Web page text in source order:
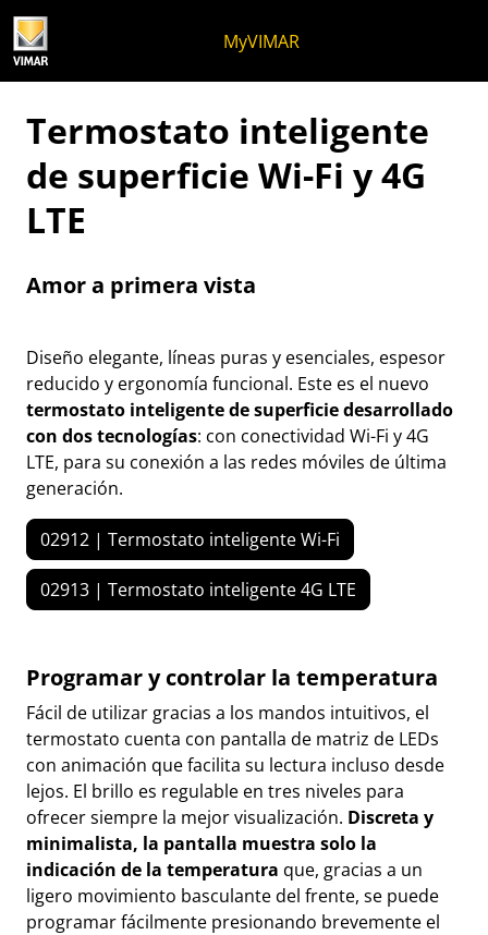
MyVIMAR
Termostato inteligente
de superficie Wi-Fi y 4G
LTE
Amor a primera vista
Diseño elegante, líneas puras y esenciales, espesor
reducido y ergonomía funcional. Este es el nuevo
termostato inteligente de superficie desarrollado
con dos tecnologías: con conectividad Wi-Fi y 4G
LTE, para su conexión a las redes móviles de última
generación.
02912 | Termostato inteligente Wi-Fi
02913 | Termostato inteligente 4G LTE
Programar y controlar la temperatura
Fácil de utilizar gracias a los mandos intuitivos, el
termostato cuenta con pantalla de matriz de LEDs
con animación que facilita su lectura incluso desde
lejos. El brillo es regulable en tres niveles para
ofrecer siempre la mejor visualización. Discreta y
minimalista, la pantalla muestra solo la
indicación de la temperatura que, gracias a un
ligero movimiento basculante del frente, se puede
programar fácilmente presionando brevemente el